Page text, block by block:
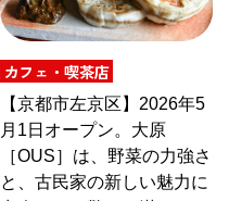
カフェ・喫茶店
【京都市左京区】2026年5
月1日オープン。大原
［OUS］は、野菜の力強さ
と、古民家の新しい魅力に